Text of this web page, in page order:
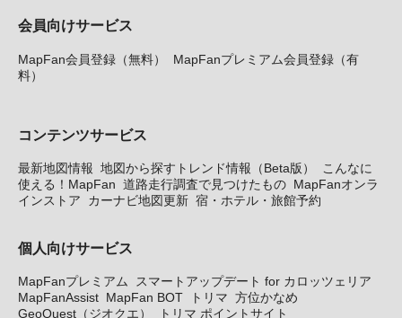
会員向けサービス
MapFan会員登録（無料）
MapFanプレミアム会員登録（有
料）
コンテンツサービス
最新地図情報 地図から探すトレンド情報（Beta版）
こんなに
使える！MapFan 道路走行調査で見つけたもの MapFanオンラ
インストア
カーナビ地図更新 宿・ホテル・旅館予約
個人向けサービス
MapFanプレミアム
スマートアップデート for カロッツェリア
MapFanAssist MapFan BOT トリマ 方位かなめ
GeoQuest（ジオクエ）
トリマ ポイントサイト